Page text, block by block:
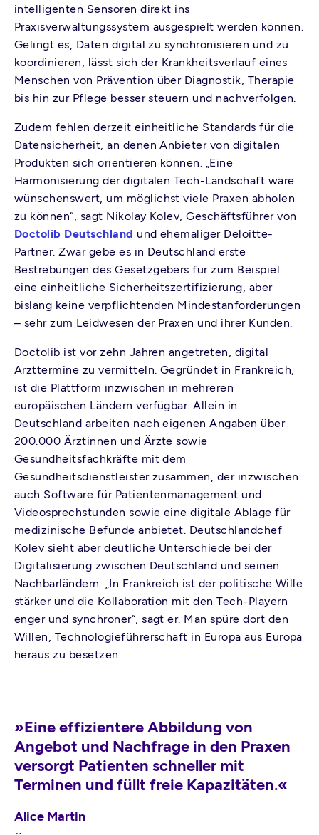
intelligenten Sensoren direkt ins
Praxisverwaltungssystem ausgespielt werden können.
Gelingt es, Daten digital zu synchronisieren und zu
koordinieren, lässt sich der Krankheitsverlauf eines
Menschen von Prävention über Diagnostik, Therapie
bis hin zur Pflege besser steuern und nachverfolgen.
Zudem fehlen derzeit einheitliche Standards für die
Datensicherheit, an denen Anbieter von digitalen
Produkten sich orientieren können. „Eine
Harmonisierung der digitalen Tech-Landschaft wäre
wünschenswert, um möglichst viele Praxen abholen
zu können“, sagt Nikolay Kolev, Geschäftsführer von
Doctolib Deutschland und ehemaliger Deloitte-
Partner. Zwar gebe es in Deutschland erste
Bestrebungen des Gesetzgebers für zum Beispiel
eine einheitliche Sicherheitszertifizierung, aber
bislang keine verpflichtenden Mindestanforderungen
– sehr zum Leidwesen der Praxen und ihrer Kunden.
Doctolib ist vor zehn Jahren angetreten, digital
Arzttermine zu vermitteln. Gegründet in Frankreich,
ist die Plattform inzwischen in mehreren
europäischen Ländern verfügbar. Allein in
Deutschland arbeiten nach eigenen Angaben über
200.000 Ärztinnen und Ärzte sowie
Gesundheitsfachkräfte mit dem
Gesundheitsdienstleister zusammen, der inzwischen
auch Software für Patientenmanagement und
Videosprechstunden sowie eine digitale Ablage für
medizinische Befunde anbietet. Deutschlandchef
Kolev sieht aber deutliche Unterschiede bei der
Digitalisierung zwischen Deutschland und seinen
Nachbarländern. „In Frankreich ist der politische Wille
stärker und die Kollaboration mit den Tech-Playern
enger und synchroner“, sagt er. Man spüre dort den
Willen, Technologieführerschaft in Europa aus Europa
heraus zu besetzen.
»Eine effizientere Abbildung von
Angebot und Nachfrage in den Praxen
versorgt Patienten schneller mit
Terminen und füllt freie Kapazitäten.«
Alice Martin